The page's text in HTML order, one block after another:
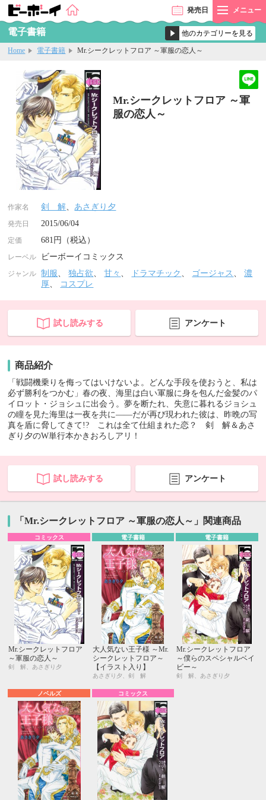
発売日 メニュー
電子書籍
Home 電子書籍 Mr.シークレットフロア ～軍服の恋人～
Mr.シークレットフロア ～軍
服の恋人～
作家名 剣 解、 あさぎり夕
発売日 2015/06/04
定価 681円（税込）
レーベル ビーボーイコミックス
ジャンル 制服、独占欲、甘々 、 ドラマチック 、 ゴージャス 、濃
厚、 コスプレ
試し読みする アンケート
商品紹介
「戦闘機乗りを侮ってはいけないよ。どんな手段を使おうと、私は
必ず勝利をつかむ」春の夜、海里は白い軍服に身を包んだ金髪のパ
イロット・ジョシュに出会う。夢を断たれ、失意に暮れるジョシュ
の瞳を見た海里は一夜を共に――だが再び現われた彼は、昨晩の写
真を盾に脅してきて!? これは全て仕組まれた恋？ 剣 解＆あさ
ぎり夕のW単行本かきおろしアリ！
試し読みする アンケート
「Mr.シークレットフロア ～軍服の恋人～」関連商品
コミックス
Mr.シークレットフロア
～軍服の恋人～
剣 解、あさぎり夕
電子書籍
大人気ない王子様 ～Mr.
シークレットフロア～
【イラスト入り】
あさぎり夕、剣 解
電子書籍
Mr.シークレットフロア
～僕らのスペシャルベイ
ビー～
剣 解、あさぎり夕
ノベルズ コミックス